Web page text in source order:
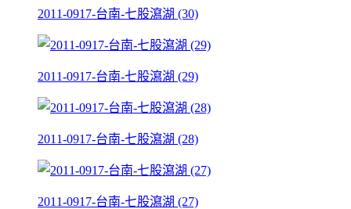
2011-0917-台南-七股瀉湖 (30)
2011-0917-台南-七股瀉湖 (29)
2011-0917-台南-七股瀉湖 (28)
2011-0917-台南-七股瀉湖 (27)